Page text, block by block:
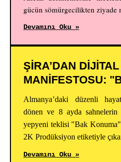
gücün sömürgecilikten ziyade
Devamını Oku »
ŞİRA’DAN
MANİFESTOSU:
Almanya’daki düzenli
dönen ve 8 ayda sahnelerin
yepyeni teklisi "Bak Konuma"
2K Prodüksiyon etiketiyle
Devamını Oku »